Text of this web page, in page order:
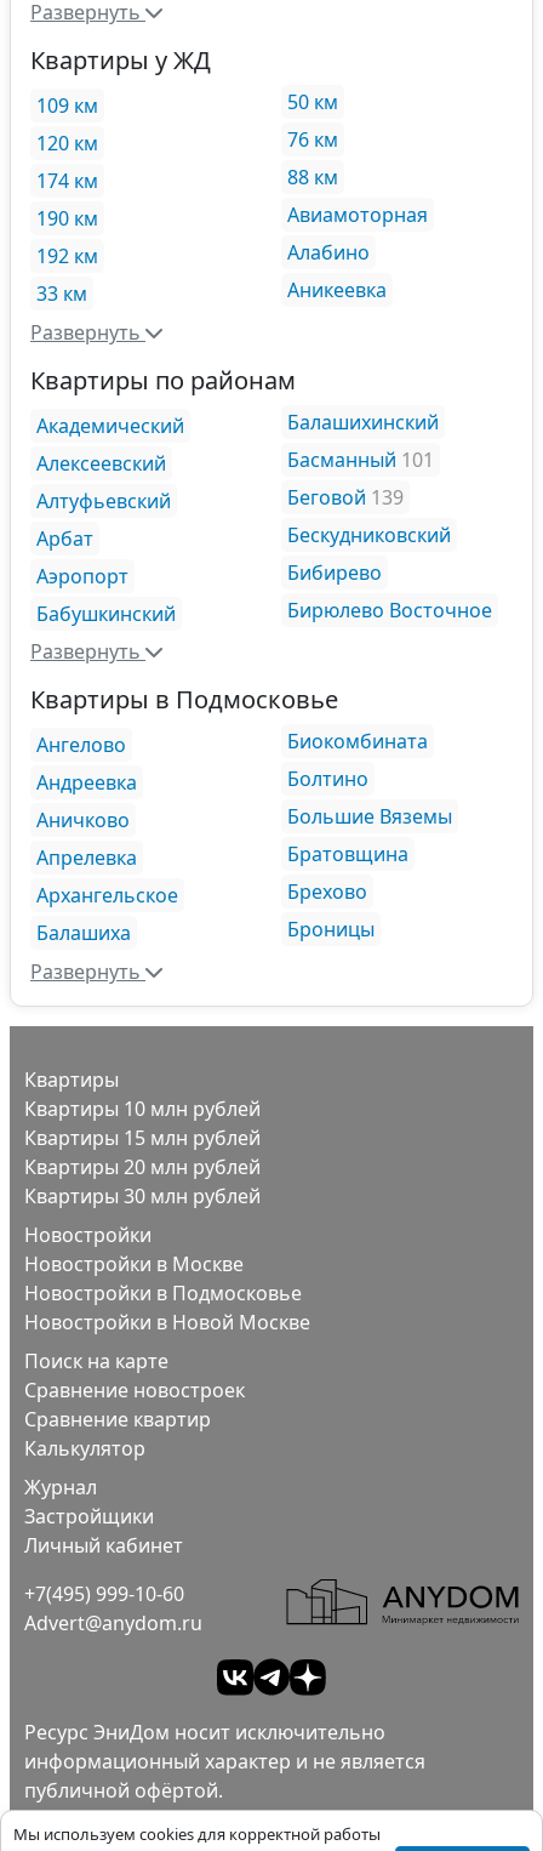
Мы используем cookies для корректной работы
Развернуть
Квартиры у ЖД
109 км
120 км
174 км
190 км
192 км
33 км
50 км
76 км
88 км
Авиамоторная
Алабино
Аникеевка
Развернуть
Квартиры по районам
Академический
Алексеевский
Алтуфьевский
Арбат
Аэропорт
Бабушкинский
Балашихинский
Басманный 101
Беговой 139
Бескудниковский
Бибирево
Бирюлево Восточное
Развернуть
Квартиры в Подмосковье
Ангелово
Андреевка
Аничково
Апрелевка
Архангельское
Балашиха
Биокомбината
Болтино
Большие Вяземы
Братовщина
Брехово
Броницы
Развернуть
Квартиры
Квартиры 10 млн рублей
Квартиры 15 млн рублей
Квартиры 20 млн рублей
Квартиры 30 млн рублей
Новостройки
Новостройки в Москве
Новостройки в Подмосковье
Новостройки в Новой Москве
Поиск на карте
Сравнение новостроек
Сравнение квартир
Калькулятор
Журнал
Застройщики
Личный кабинет
+7(495) 999-10-60
Advert@anydom.ru
Ресурс ЭниДом носит исключительно
информационный характер и не является
публичной офёртой.
Пользовательское соглашение.